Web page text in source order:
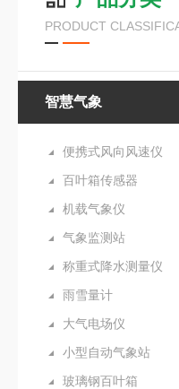
PRODUCT
智慧气象
便携式风向风速仪
百叶箱传感器
机载气象仪
气象监测站
称重式降水测量仪
雨雪量计
大气电场仪
小型自动气象站
玻璃钢百叶箱